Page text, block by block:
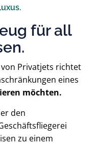
für all
Privatjets richtet
eines
möchten.
den
zu einem